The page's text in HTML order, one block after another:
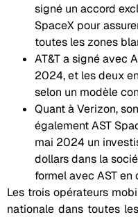
signé un accord
SpaceX pour
toutes les zones
AT&T a signé avec
2024, et les deux
selon un modèle
Quant à Verizon,
également AST
mai 2024 un
dollars dans la
formel avec AST
Les trois opérateurs
nationale dans toutes